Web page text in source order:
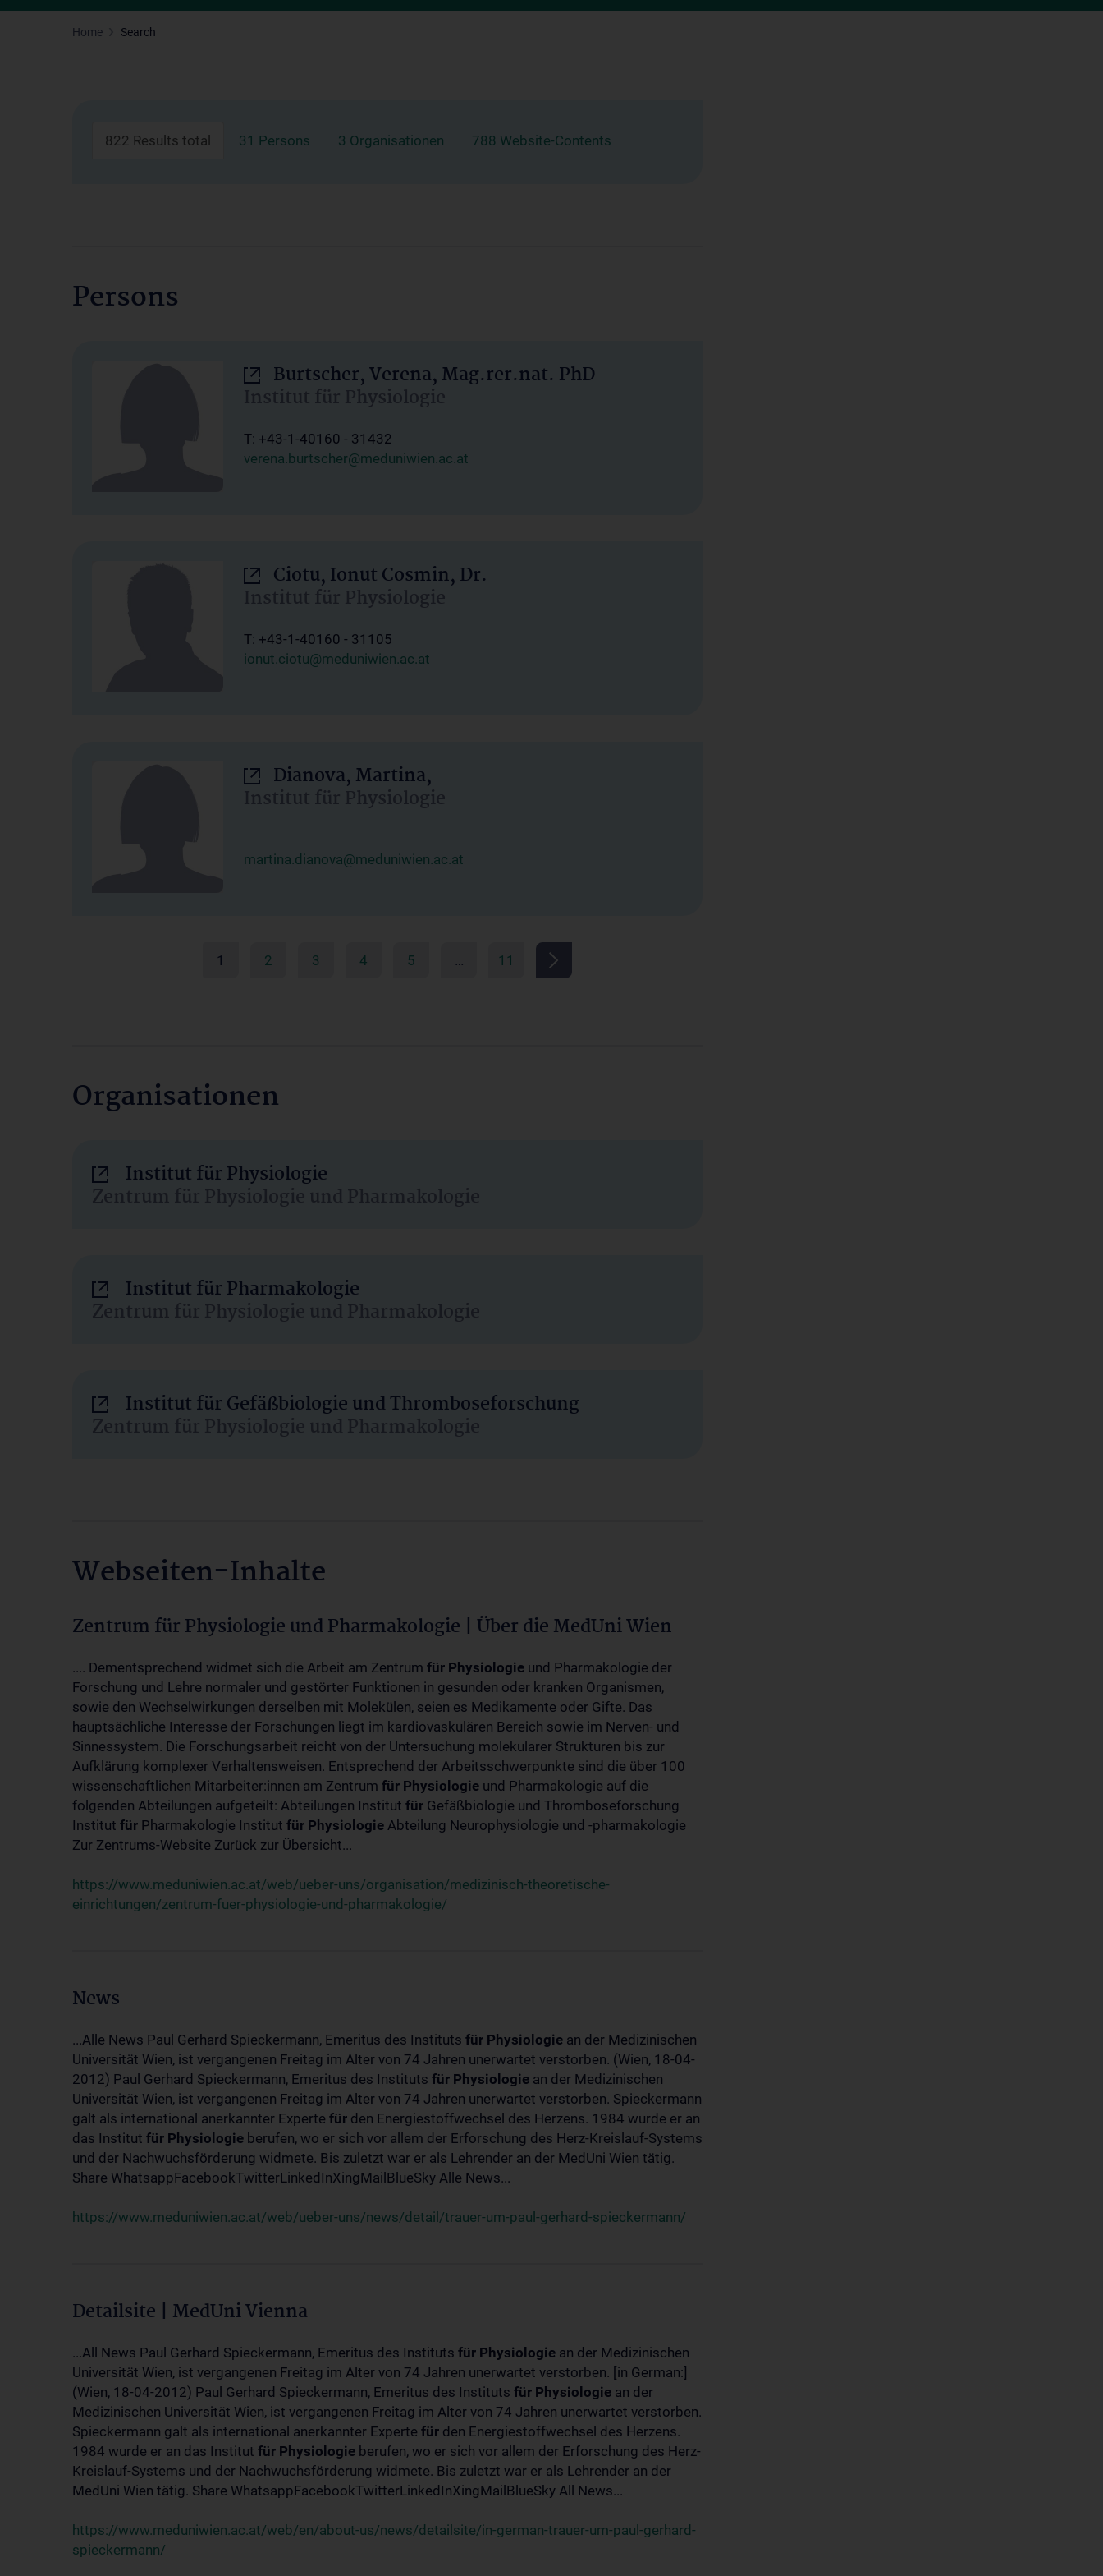
Home Search
822 Results total 31 Persons 3 Organisationen 788 Website-Contents
Persons
Burtscher, Verena, Mag.rer.nat. PhD
Institut für Physiologie
T: +43-1-40160 - 31432
verena.burtscher@meduniwien.ac.at
Ciotu, Ionut Cosmin, Dr.
Institut für Physiologie
T: +43-1-40160 - 31105
ionut.ciotu@meduniwien.ac.at
Dianova, Martina,
Institut für Physiologie
martina.dianova@meduniwien.ac.at
1 2 3 4 5 … 11
Organisationen
Institut für Physiologie
Zentrum für Physiologie und Pharmakologie
Institut für Pharmakologie
Zentrum für Physiologie und Pharmakologie
Institut für Gefäßbiologie und Thromboseforschung
Zentrum für Physiologie und Pharmakologie
Webseiten-Inhalte
Zentrum für Physiologie und Pharmakologie | Über die MedUni Wien
.... Dementsprechend widmet sich die Arbeit am Zentrum für Physiologie und Pharmakologie der
Forschung und Lehre normaler und gestörter Funktionen in gesunden oder kranken Organismen,
sowie den Wechselwirkungen derselben mit Molekülen, seien es Medikamente oder Gifte. Das
hauptsächliche Interesse der Forschungen liegt im kardiovaskulären Bereich sowie im Nerven- und
Sinnessystem. Die Forschungsarbeit reicht von der Untersuchung molekularer Strukturen bis zur
Aufklärung komplexer Verhaltensweisen. Entsprechend der Arbeitsschwerpunkte sind die über 100
wissenschaftlichen Mitarbeiter:innen am Zentrum für Physiologie und Pharmakologie auf die
folgenden Abteilungen aufgeteilt: Abteilungen Institut für Gefäßbiologie und Thromboseforschung
Institut für Pharmakologie Institut für Physiologie Abteilung Neurophysiologie und -pharmakologie
Zur Zentrums-Website Zurück zur Übersicht...
https://www.meduniwien.ac.at/web/ueber-uns/organisation/medizinisch-theoretische-
einrichtungen/zentrum-fuer-physiologie-und-pharmakologie/
News
...Alle News Paul Gerhard Spieckermann, Emeritus des Instituts für Physiologie an der Medizinischen
Universität Wien, ist vergangenen Freitag im Alter von 74 Jahren unerwartet verstorben. (Wien, 18-04-
2012) Paul Gerhard Spieckermann, Emeritus des Instituts für Physiologie an der Medizinischen
Universität Wien, ist vergangenen Freitag im Alter von 74 Jahren unerwartet verstorben. Spieckermann
galt als international anerkannter Experte für den Energiestoffwechsel des Herzens. 1984 wurde er an
das Institut für Physiologie berufen, wo er sich vor allem der Erforschung des Herz-Kreislauf-Systems
und der Nachwuchsförderung widmete. Bis zuletzt war er als Lehrender an der MedUni Wien tätig.
Share WhatsappFacebookTwitterLinkedInXingMailBlueSky Alle News...
https://www.meduniwien.ac.at/web/ueber-uns/news/detail/trauer-um-paul-gerhard-spieckermann/
Detailsite | MedUni Vienna
...All News Paul Gerhard Spieckermann, Emeritus des Instituts für Physiologie an der Medizinischen
Universität Wien, ist vergangenen Freitag im Alter von 74 Jahren unerwartet verstorben. [in German:]
(Wien, 18-04-2012) Paul Gerhard Spieckermann, Emeritus des Instituts für Physiologie an der
Medizinischen Universität Wien, ist vergangenen Freitag im Alter von 74 Jahren unerwartet verstorben.
Spieckermann galt als international anerkannter Experte für den Energiestoffwechsel des Herzens.
1984 wurde er an das Institut für Physiologie berufen, wo er sich vor allem der Erforschung des Herz-
Kreislauf-Systems und der Nachwuchsförderung widmete. Bis zuletzt war er als Lehrender an der
MedUni Wien tätig. Share WhatsappFacebookTwitterLinkedInXingMailBlueSky All News...
https://www.meduniwien.ac.at/web/en/about-us/news/detailsite/in-german-trauer-um-paul-gerhard-
spieckermann/